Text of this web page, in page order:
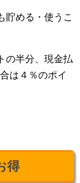
貯める・使うこ
の半分、現金払
は４％のポイ
得